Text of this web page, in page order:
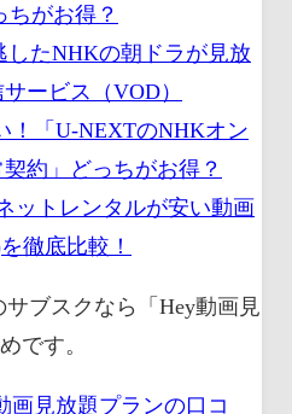
がお得？
たNHKの朝ドラが見放
ービス（VOD）
！「U-NEXTのNHKオン
約」どっちがお得？
ットレンタルが安い動画
徹底比較！
ブスクなら「Hey動画見
です。